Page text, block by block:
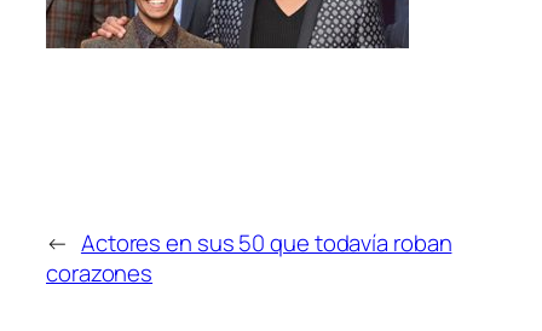
← Actores en sus 50 que todavía roban
corazones